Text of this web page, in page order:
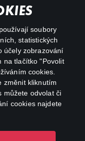
soubory
statistických
účely zobrazování
na tlačítko "Povolit
cookies.
změnit kliknutím
můžete odvolat či
cookies najdete